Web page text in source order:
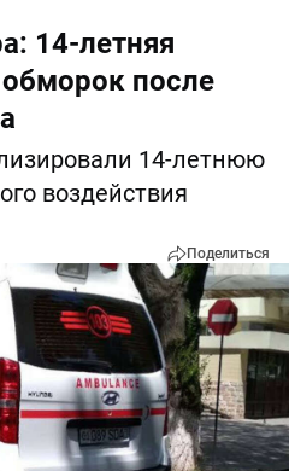
14-летняя
после
14-летнюю
воздействия
Поделиться